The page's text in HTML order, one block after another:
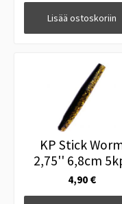
Lisää ostoskoriin
KP Stick
2,75'' 6,8cm
028
4,90 €